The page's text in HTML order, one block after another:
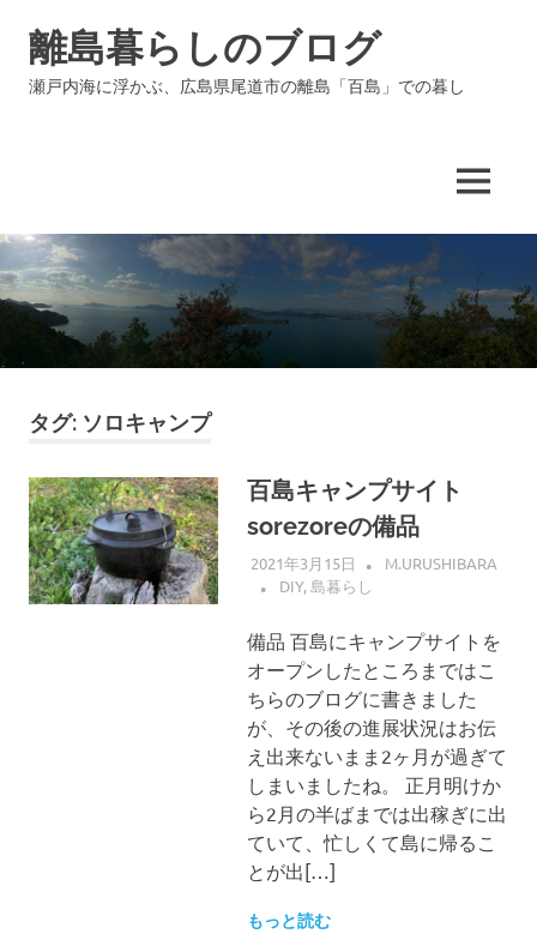
ッ
プ
離島暮らしのブログ
瀬戸内海に浮かぶ、広島県尾道市の離島「百島」での暮し
MENU
タグ: ソロキャンプ
百島キャンプサイト
sorezoreの備品
2021年3月15日
M.URUSHIBARA
DIY,島暮らし
備品 百島にキャンプサイトを
オープンしたところまではこ
ちらのブログに書きました
が、その後の進展状況はお伝
え出来ないまま2ヶ月が過ぎて
しまいましたね。 正月明けか
ら2月の半ばまでは出稼ぎに出
ていて、忙しくて島に帰るこ
とが出[…]
もっと読む